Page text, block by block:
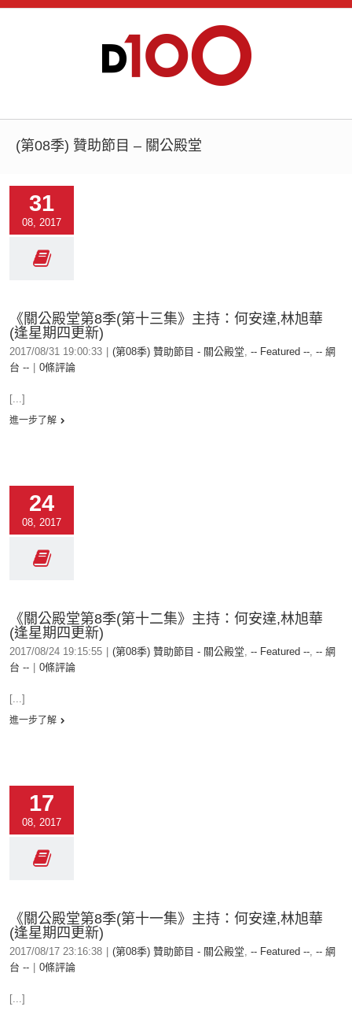
(第08季) 贊助節目 – 關公殿堂
31
08, 2017
《關公殿堂第8季(第十三集》主持：何安達,林旭華
(逢星期四更新)
2017/08/31 19:00:33 (第08季) 贊助節目 - 關公殿堂, -- Featured --, -- 網
台 --
0條評論
[...]
進一步了解
24
08, 2017
《關公殿堂第8季(第十二集》主持：何安達,林旭華
(逢星期四更新)
2017/08/24 19:15:55 (第08季) 贊助節目 - 關公殿堂, -- Featured --, -- 網
台 --
0條評論
[...]
進一步了解
17
08, 2017
《關公殿堂第8季(第十一集》主持：何安達,林旭華
(逢星期四更新)
2017/08/17 23:16:38 (第08季) 贊助節目 - 關公殿堂, -- Featured --, -- 網
台 --
0條評論
[...]